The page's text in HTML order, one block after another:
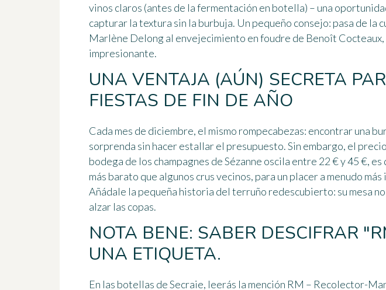
vinos claros (antes de la fermentación en botella) – una
capturar la textura sin la burbuja. Un pequeño consejo: pasa de la
Marlène Delong al envejecimiento en foudre de Benoît
impresionante.
UNA VENTAJA (AÚN) SECRETA
FIESTAS DE FIN DE AÑO
Cada mes de diciembre, el mismo rompecabezas: encontrar una
sorprenda sin hacer estallar el presupuesto. Sin embargo, el
bodega de los champagnes de Sézanne oscila entre 22 € y 45 €, es
más barato que algunos crus vecinos, para un placer a menudo
Añádale la pequeña historia del terruño redescubierto: su mesa
alzar las copas.
NOTA BENE: SABER DESCIFRAR
UNA ETIQUETA.
En las botellas de Secraie, leerás la mención RM – Recolector-